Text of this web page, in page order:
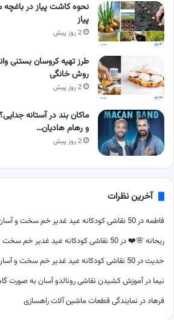
نحوه کاشت پیاز در
پیاز
2 روز پیش
طرز تهیه کروسان بستنی
روش خانگی
2 روز پیش
ماکان بند در آستانه
و رهام هادیان…
2 روز پیش
آخرین نظرات
فاطمهدر 50 نقاشی کودکانه عید غدیر خم سخت و آسان و برای رنگ آمیزی
ریحانه 🌸❤️در 50 نقاشی کودکانه عید غدیر خم سخت و آسان و برای رنگ آمیزی
حدیثدر 50 نقاشی کودکانه عید غدیر خم سخت و آسان و برای رنگ آمیزی
نیما درآموزش کشیدن نقاشی رونالدو آسان به صورت
فرهاددر نمایندگی قطعات ماشین آلات راهسازی